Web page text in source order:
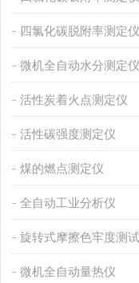
四氯化碳脱附率测定
微机全自动水分测定仪
活性炭着火点测定仪
活性碳强度测定仪
煤的燃点测定仪
全自动工业分析仪
旋转式摩擦色牢度测
微机全自动量热仪